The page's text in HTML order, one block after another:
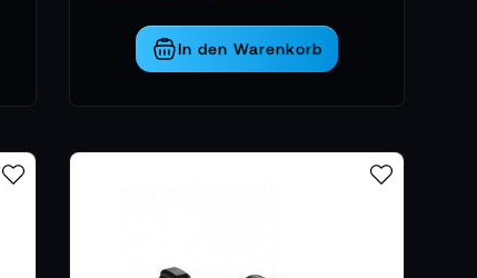
In den Warenkorb